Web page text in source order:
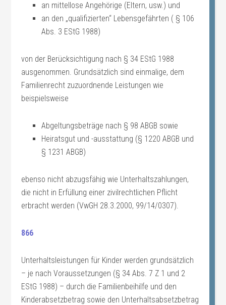
an mittellose Angehörige (Eltern, usw.) und
an den „qualifizierten“ Lebensgefährten ( § 106
Abs. 3 EStG 1988)
von der Berücksichtigung nach § 34 EStG 1988
ausgenommen. Grundsätzlich sind einmalige, dem
Familienrecht zuzuordnende Leistungen wie
beispielsweise
Abgeltungsbeträge nach § 98 ABGB sowie
Heiratsgut und -ausstattung (§ 1220 ABGB und
§ 1231 ABGB)
ebenso nicht abzugsfähig wie Unterhaltszahlungen,
die nicht in Erfüllung einer zivilrechtlichen Pflicht
erbracht werden (VwGH 28.3.2000, 99/14/0307).
866
Unterhaltsleistungen für Kinder werden grundsätzlich
– je nach Voraussetzungen (§ 34 Abs. 7 Z 1 und 2
EStG 1988) – durch die Familienbeihilfe und den
Kinderabsetzbetrag sowie den Unterhaltsabsetzbetrag